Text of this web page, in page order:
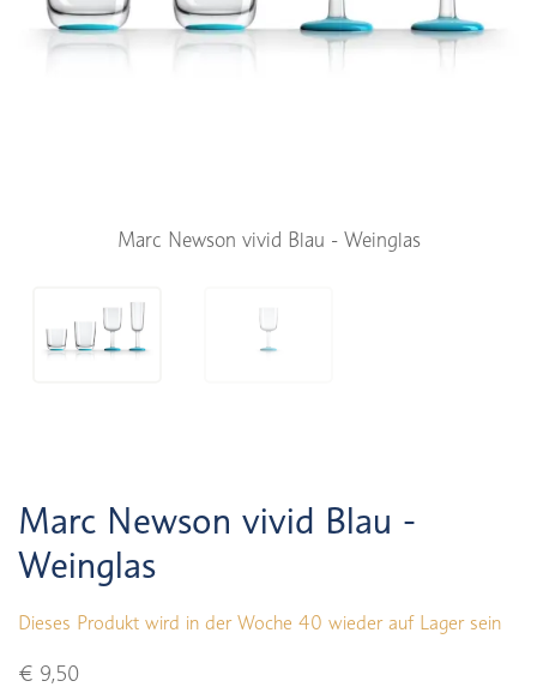
Marc Newson vivid Blau - Weinglas
Marc Newson vivid Blau -
Weinglas
Dieses Produkt wird in der Woche 40 wieder auf Lager sein
€ 9,50